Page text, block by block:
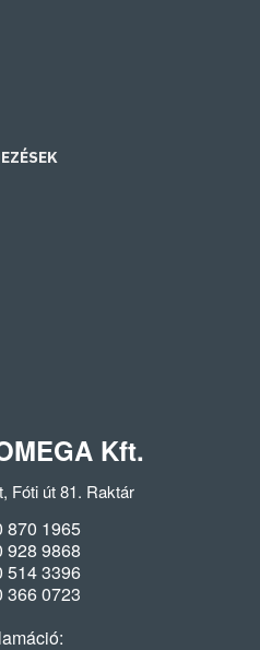
Kft.
Fóti út 81. Raktár
870 1965
928 9868
514 3396
366 0723